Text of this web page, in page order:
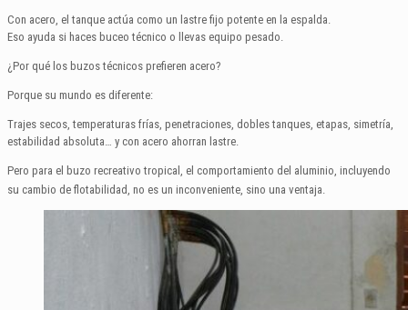
Con acero, el tanque actúa como un lastre fijo potente en la espalda.
Eso ayuda si haces buceo técnico o llevas equipo pesado.
¿Por qué los buzos técnicos prefieren acero?
Porque su mundo es diferente:
Trajes secos, temperaturas frías, penetraciones, dobles tanques, etapas, simetría,
estabilidad absoluta… y con acero ahorran lastre.
Pero para el buzo recreativo tropical, el comportamiento del aluminio, incluyendo
su cambio de flotabilidad, no es un inconveniente, sino una ventaja.